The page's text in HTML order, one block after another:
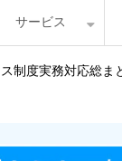
サービス
制度実務対応総